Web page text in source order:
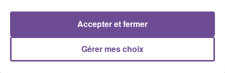
Gérer mes choix
Accepter et fermer